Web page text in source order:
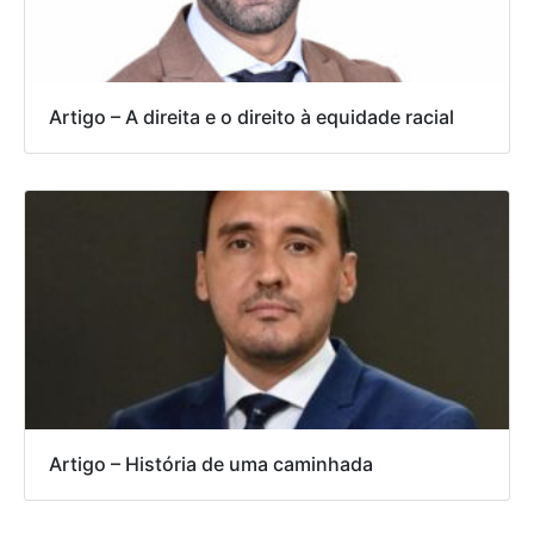
Artigo – A direita e o direito à equidade racial
Artigo – História de uma caminhada